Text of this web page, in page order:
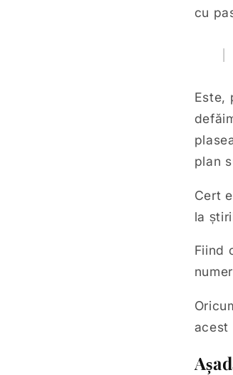
cu
Este,
plan
Cert
la
Fiind
acest